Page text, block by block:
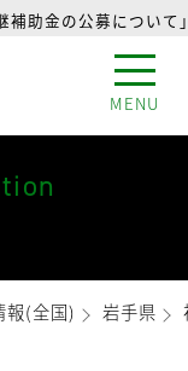
助金の公募につい
MENU
報(全国) 岩手県